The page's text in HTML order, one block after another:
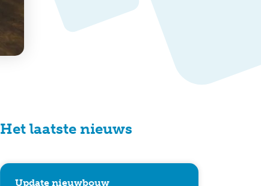
Het laatste nieuws
Update nieuwbouw